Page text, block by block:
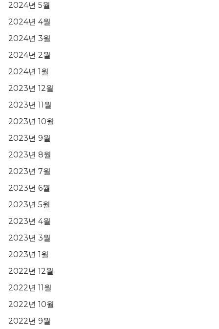
2024년 5월
2024년 4월
2024년 3월
2024년 2월
2024년 1월
2023년 12월
2023년 11월
2023년 10월
2023년 9월
2023년 8월
2023년 7월
2023년 6월
2023년 5월
2023년 4월
2023년 3월
2023년 1월
2022년 12월
2022년 11월
2022년 10월
2022년 9월